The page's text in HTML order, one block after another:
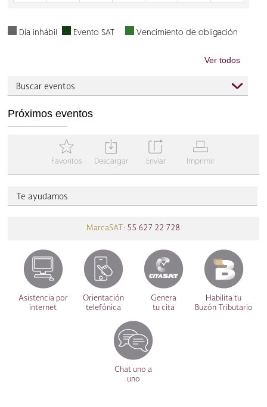
Día inhábil
Evento SAT Vencimiento de obligación
Ver todos
Buscar eventos
Próximos eventos
T
Favoritos
Y
Descargar
Z
Enviar
V
Imprimir
Te ayudamos
MarcaSAT: 55 627 22 728
Asistencia por
internet
Orientación
telefónica
Genera
tu cita
Habilita tu
Buzón Tributario
Chat uno a
uno